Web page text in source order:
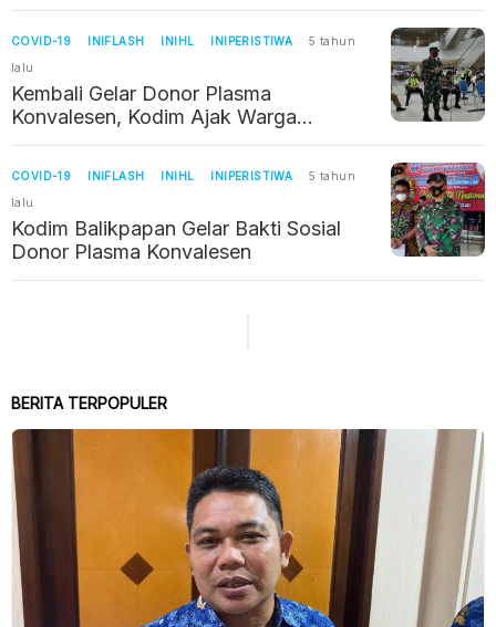
COVID-19 INIFLASH INIHL INIPERISTIWA
5 tahun
lalu
Kembali Gelar Donor Plasma
Konvalesen, Kodim Ajak Warga
Berpartisipasi
COVID-19 INIFLASH INIHL INIPERISTIWA
5 tahun
lalu
Kodim Balikpapan Gelar Bakti Sosial
Donor Plasma Konvalesen
BERITA TERPOPULER